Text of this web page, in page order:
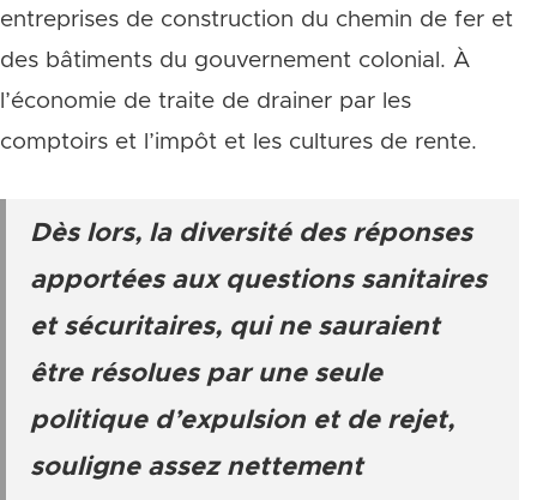
entreprises de construction du chemin de fer et
des bâtiments du gouvernement colonial. À
l’économie de traite de drainer par les
comptoirs et l’impôt et les cultures de rente.
Dès lors, la diversité des réponses
apportées aux questions sanitaires
et sécuritaires, qui ne sauraient
être résolues par une seule
politique d’expulsion et de rejet,
souligne assez nettement